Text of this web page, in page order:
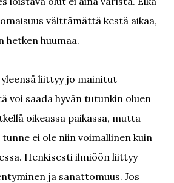
välttämättä kestä aikaa,
hetken huumaa.
liittyy jo mainitut
voi saada hyvän tutunkin oluen
oikeassa paikassa, mutta
ei ole niin voimallinen kuin
Henkisesti ilmiöön liittyy
ja sanattomuus. Jos